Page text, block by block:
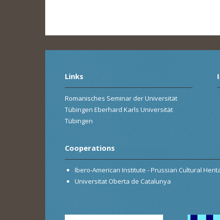
Links
Romanisches Seminar der Universität
Tübingen Eberhard Karls Universität
Tübingen
Cooperations
Ibero-American Institute - Prussian Cultural
Universitat Oberta de Catalunya